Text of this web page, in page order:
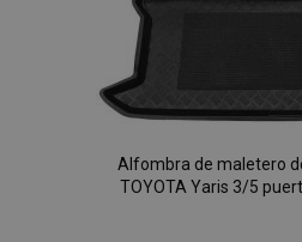
Alfombra de maletero
TOYOTA Yaris 3/5